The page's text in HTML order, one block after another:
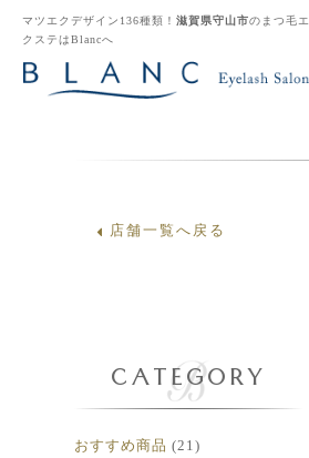
マツエクデザイン136種類！ 滋賀県守山市のまつ毛エ
クステはBlancへ
店舗一覧へ戻る
CATEGORY
おすすめ商品 (21)